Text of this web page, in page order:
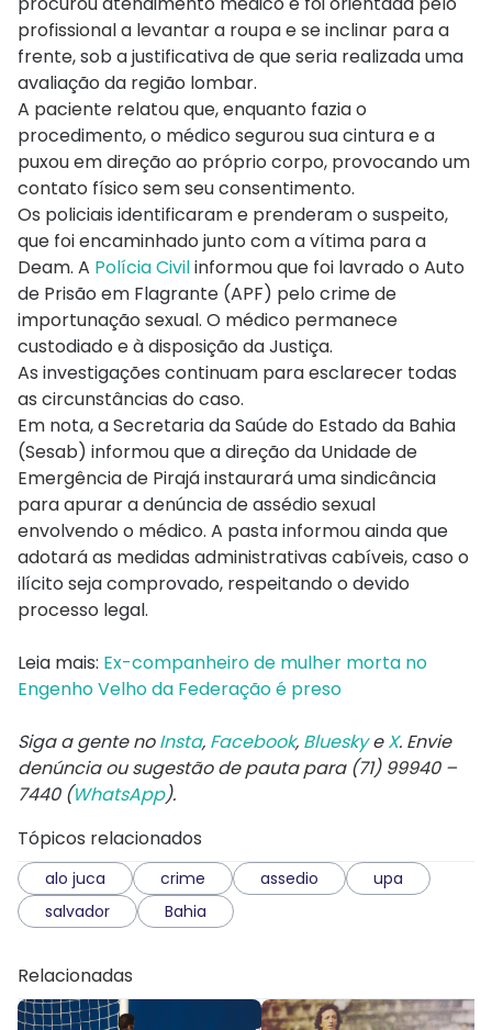
profissional a levantar a roupa e se inclinar para a
frente, sob a justificativa de que seria realizada uma
avaliação da região lombar.
A paciente relatou que, enquanto fazia o
procedimento, o médico segurou sua cintura e a
puxou em direção ao próprio corpo, provocando um
contato físico sem seu consentimento.
Os policiais identificaram e prenderam o suspeito,
que foi encaminhado junto com a vítima para a
Deam. A Polícia Civilinformou que foi lavrado o Auto
de Prisão em Flagrante (APF) pelo crime de
importunação sexual. O médico permanece
custodiado e à disposição da Justiça.
As investigações continuam para esclarecer todas
as circunstâncias do caso.
Em nota, a Secretaria da Saúde do Estado da Bahia
(Sesab) informou que a direção da Unidade de
Emergência de Pirajá instaurará uma sindicância
para apurar a denúncia de assédio sexual
envolvendo o médico. A pasta informou ainda que
adotará as medidas administrativas cabíveis, caso o
ilícito seja comprovado, respeitando o devido
processo legal.
Leia mais: Ex-companheiro de mulher morta no
Engenho Velho da Federação é preso
Siga a gente noInsta, Facebook, BlueskyeX. Envie
denúncia ou sugestão de pauta para (71) 99940 –
7440 (WhatsApp).
Tópicos relacionados
alo juca crime assedio
upa
salvador
Bahia
Relacionadas